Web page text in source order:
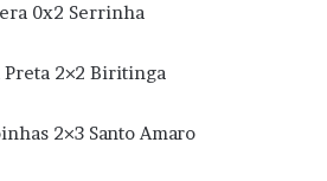
0x2 Serrinha
Preta 2×2 Biritinga
2×3 Santo Amaro